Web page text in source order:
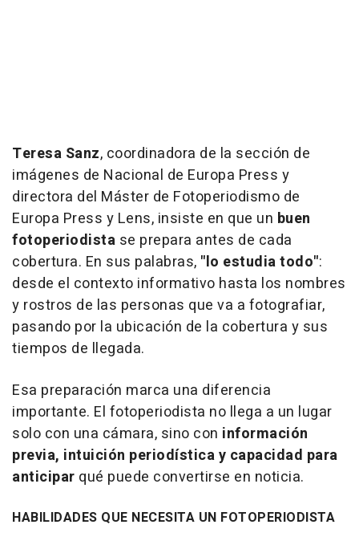
Teresa Sanz, coordinadora de la sección de
imágenes de Nacional de Europa Press y
directora del Máster de Fotoperiodismo de
Europa Press y Lens, insiste en que un buen
fotoperiodista se prepara antes de cada
cobertura. En sus palabras, "lo estudia todo":
desde el contexto informativo hasta los nombres
y rostros de las personas que va a fotografiar,
pasando por la ubicación de la cobertura y sus
tiempos de llegada.
Esa preparación marca una diferencia
importante. El fotoperiodista no llega a un lugar
solo con una cámara, sino con información
previa, intuición periodística y capacidad para
anticipar qué puede convertirse en noticia.
HABILIDADES QUE NECESITA UN FOTOPERIODISTA